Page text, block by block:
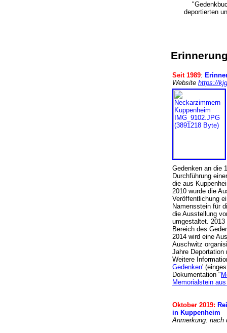
deportierten
Seit 1989:
Website https://
Gedenken an die
Durchführung
die aus
2010 wurde die
Veröffentlichung
Namensstein für
die Ausstellung
umgestaltet. 2013
Bereich des
2014 wird eine
Auschwitz
Jahre
Weitere
Gedenken'
Dokumentation "
Memorialstein
Oktober 2019:
in Kuppenheim
Anmerkung: nach